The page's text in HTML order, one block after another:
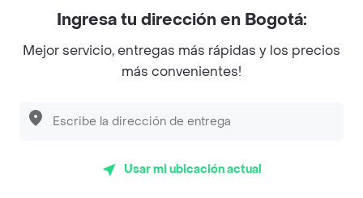
Gaseosa 1.5 litros
$ 8500
Ingresa tu dirección en Bogotá:
Mejor servicio, entregas más rápidas y los precios
más convenientes!
Usar mi ubicación actual